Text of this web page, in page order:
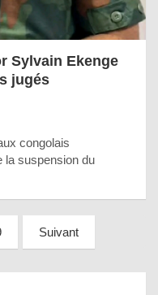
Sylvain Ekenge
jugés
congolais
la suspension du
Suivant